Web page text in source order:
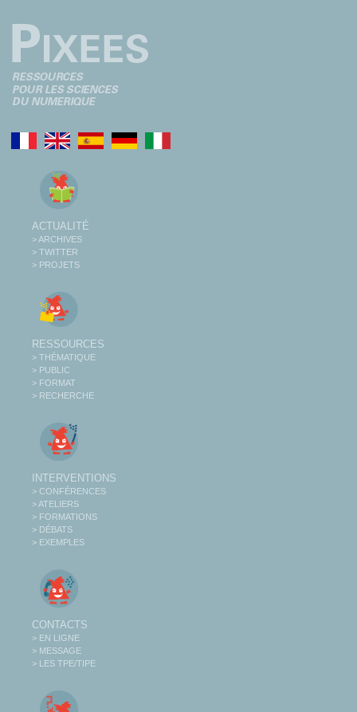
ACTUALITÉ
> ARCHIVES
> TWITTER
> PROJETS
RESSOURCES
> THÉMATIQUE
> PUBLIC
> FORMAT
> RECHERCHE
INTERVENTIONS
> CONFÉRENCES
> ATELIERS
> FORMATIONS
> DÉBATS
> EXEMPLES
CONTACTS
> EN LIGNE
> MESSAGE
> LES TPE/TIPE